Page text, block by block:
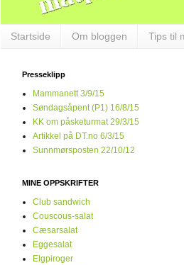
Startside Om bloggen Tips til
Presseklipp
Mammanett 3/9/15
Søndagsåpent (P1) 16/8/15
KK om påsketurmat 29/3/15
Artikkel på DT.no 6/3/15
Sunnmørsposten 22/10/12
MINE OPPSKRIFTER
Club sandwich
Couscous-salat
Cæsarsalat
Eggesalat
Elgpiroger